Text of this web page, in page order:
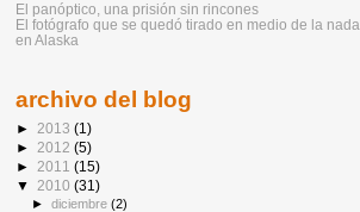
El panóptico, una prisión sin rincones
El fotógrafo que se quedó tirado en medio de la nada
en Alaska
archivo del blog
► 2013 (1)
► 2012 (5)
► 2011 (15)
▼ 2010 (31)
►diciembre(2)